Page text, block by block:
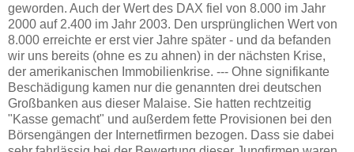
geworden. Auch der Wert des DAX fiel von 8.000 im Jahr
2000 auf 2.400 im Jahr 2003. Den ursprünglichen Wert von
8.000 erreichte er erst vier Jahre später - und da befanden
wir uns bereits (ohne es zu ahnen) in der nächsten Krise,
der amerikanischen Immobilienkrise. --- Ohne signifikante
Beschädigung kamen nur die genannten drei deutschen
Großbanken aus dieser Malaise. Sie hatten rechtzeitig
"Kasse gemacht" und außerdem fette Provisionen bei den
Börsengängen der Internetfirmen bezogen. Dass sie dabei